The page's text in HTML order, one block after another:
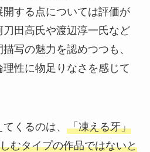
する点については評価が
田高氏や渡辺淳一氏など
写の魅力を認めつつも、
性に物足りなさを感じて
くるのは、 「凍える牙」
むタイプの作品ではないと